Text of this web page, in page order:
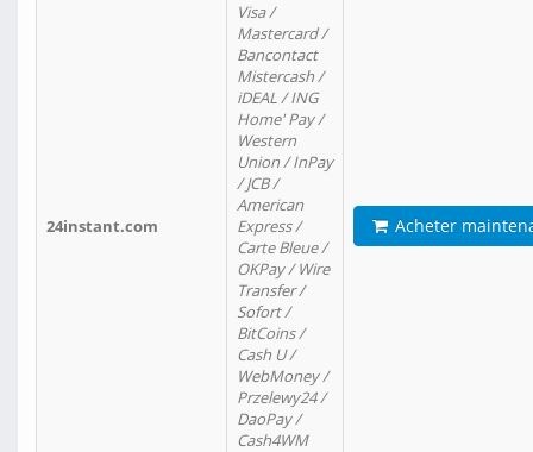
24instant.com
Visa /
Mastercard /
Bancontact
Mistercash /
iDEAL / ING
Home' Pay /
Western
Union / InPay
/ JCB /
American
Express /
Carte Bleue /
OKPay / Wire
Transfer /
Sofort /
BitCoins /
Cash U /
WebMoney /
Przelewy24 /
DaoPay /
Cash4WM
Acheter